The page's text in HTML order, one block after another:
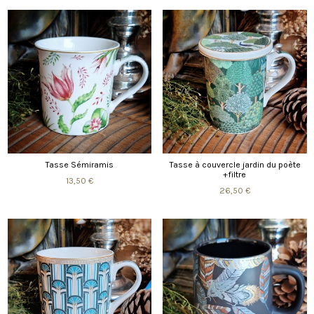
Tasse Sémiramis
13,50 €
Tasse à couvercle jardin du poète
+filtre
26,50 €